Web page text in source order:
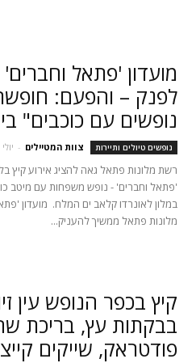
מועדון 'פתאל
לפנק – והפעם:
נופשים עם כוכבים"
נופשים טיולים ותיירות צוות המטיילים - יולי 20, 2025
רשת מלונות פתאל גאה להציג אירוע קיץ
'פתאל וחברים' - נופש משפחות עם מיטב
במלון לאונרדו קלאב ים המלח. מועדון
מלונות פתאל ממשיך להעניק...
קיץ בכפר הנופש עין
בבקתות עץ, בריכת
פודטראק, שייקים